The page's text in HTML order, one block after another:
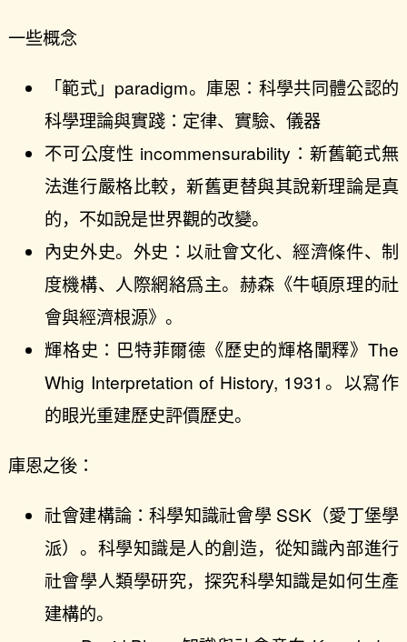
一些概念
「範式」paradigm。庫恩：科學共同體公認的
科學理論與實踐：定律、實驗、儀器
不可公度性 incommensurability：新舊範式無
法進行嚴格比較，新舊更替與其說新理論是真
的，不如說是世界觀的改變。
內史外史。外史：以社會文化、經濟條件、制
度機構、人際網絡爲主。赫森《牛頓原理的社
會與經濟根源》。
輝格史：巴特菲爾德《歷史的輝格闡釋》The
Whig Interpretation of History, 1931。以寫作
的眼光重建歷史評價歷史。
庫恩之後：
社會建構論：科學知識社會學 SSK（愛丁堡學
派）。科學知識是人的創造，從知識內部進行
社會學人類學研究，探究科學知識是如何生產
建構的。